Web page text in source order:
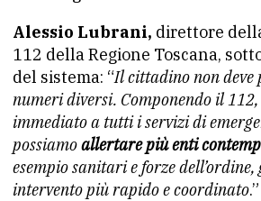
Alessio Lubrani, direttore
112 della Regione Toscana,
del sistema: “Il cittadino non
numeri diversi. Componendo il 112,
immediato a tutti i servizi di
possiamoallertare più enti
esempio sanitari e forze
intervento più rapido e coordinato.”